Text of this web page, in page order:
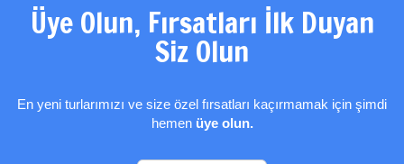
Üye Olun, Fırsatları İlk Duyan
Siz Olun
En yeni turlarımızı ve size özel fırsatları kaçırmamak için şimdi
hemen üye olun.